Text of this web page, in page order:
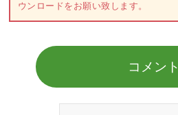
ウンロードをお願い致します。
コメント